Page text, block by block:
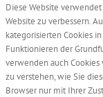
Diese Website
Website zu verbessern.
kategorisierten Cookies
Funktionieren der
verwenden auch
zu verstehen, wie Sie
Browser nur mit Ihrer